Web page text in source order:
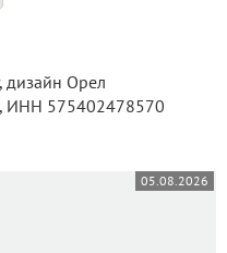
ИНН 575402478570
05.08.2026